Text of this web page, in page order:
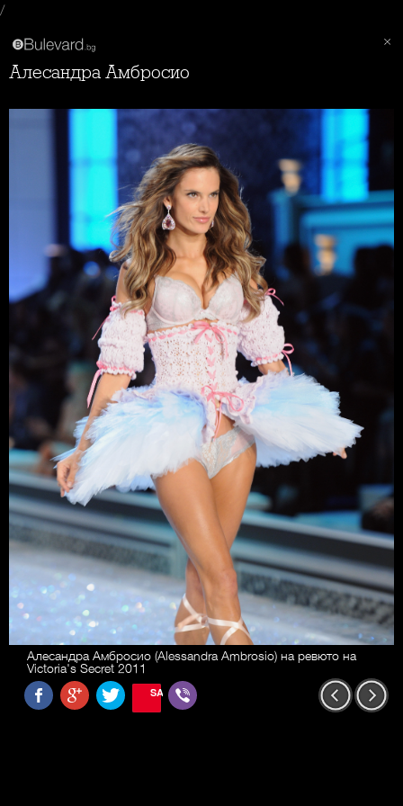
/
Алесандра Амбросио
Алесандра Амбросио (Alessandra Ambrosio) на ревюто на
Victoria's Secret 2011
SAVE